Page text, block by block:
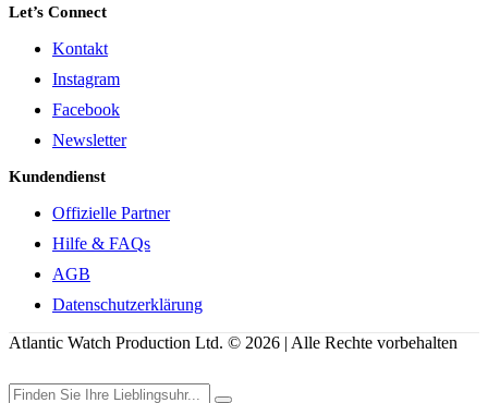
Let’s Connect
Kontakt
Instagram
Facebook
Newsletter
Kundendienst
Offizielle Partner
Hilfe & FAQs
AGB
Datenschutzerklärung
Atlantic Watch Production Ltd. © 2026 | Alle Rechte vorbehalten